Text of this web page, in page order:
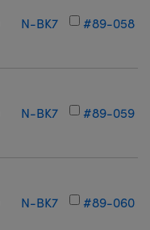
N-BK7 #89-058
N-BK7 #89-059
N-BK7 #89-060